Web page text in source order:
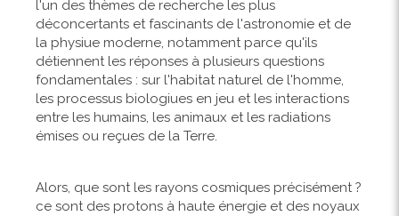
l'un des thèmes de recherche les plus
déconcertants et fascinants de l'astronomie et de
la physiue moderne, notamment parce qu'ils
détiennent les réponses à plusieurs questions
fondamentales : sur l'habitat naturel de l'homme,
les processus biologiues en jeu et les interactions
entre les humains, les animaux et les radiations
émises ou reçues de la Terre.
Alors, que sont les rayons cosmiques précisément ?
ce sont des protons à haute énergie et des noyaux